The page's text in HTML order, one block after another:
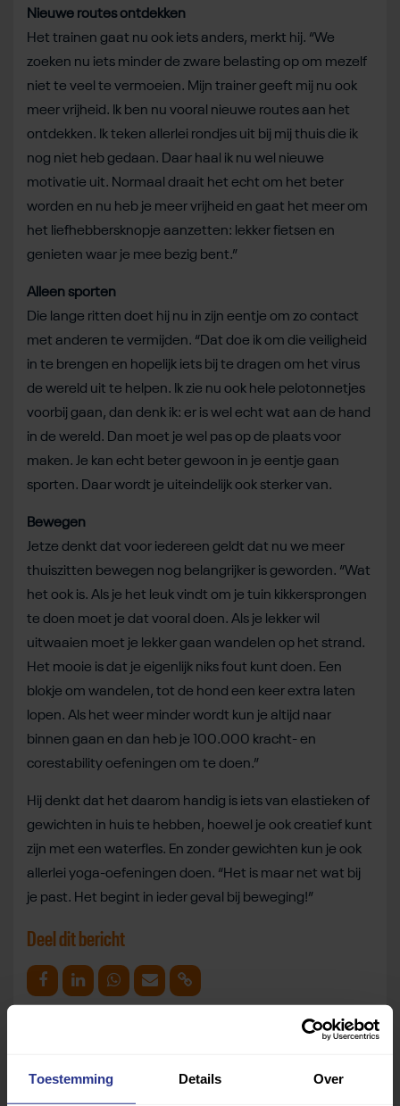
Toestemming Details Over
Nieuwe routes ontdekken
Het trainen gaat nu ook iets anders, merkt hij. “We
zoeken nu iets minder de zware belasting op om mezelf
niet te veel te vermoeien. Mijn trainer geeft mij nu ook
meer vrijheid. Ik ben nu vooral nieuwe routes aan het
ontdekken. Ik teken allerlei rondjes uit bij mij thuis die ik
nog niet heb gedaan. Daar haal ik nu wel nieuwe
motivatie uit. Normaal draait het echt om het beter
worden en nu heb je meer vrijheid en gaat het meer om
het liefhebbersknopje aanzetten: lekker fietsen en
genieten waar je mee bezig bent.”
Alleen sporten
Die lange ritten doet hij nu in zijn eentje om zo contact
met anderen te vermijden. “Dat doe ik om die veiligheid
in te brengen en hopelijk iets bij te dragen om het virus
de wereld uit te helpen. Ik zie nu ook hele pelotonnetjes
voorbij gaan, dan denk ik: er is wel echt wat aan de hand
in de wereld. Dan moet je wel pas op de plaats voor
maken. Je kan echt beter gewoon in je eentje gaan
sporten. Daar wordt je uiteindelijk ook sterker van.
Bewegen
Jetze denkt dat voor iedereen geldt dat nu we meer
thuiszitten bewegen nog belangrijker is geworden. “Wat
het ook is. Als je het leuk vindt om je tuin kikkersprongen
te doen moet je dat vooral doen. Als je lekker wil
uitwaaien moet je lekker gaan wandelen op het strand.
Het mooie is dat je eigenlijk niks fout kunt doen. Een
blokje om wandelen, tot de hond een keer extra laten
lopen. Als het weer minder wordt kun je altijd naar
binnen gaan en dan heb je 100.000 kracht- en
corestability oefeningen om te doen.”
Hij denkt dat het daarom handig is iets van elastieken of
gewichten in huis te hebben, hoewel je ook creatief kunt
zijn met een waterfles. En zonder gewichten kun je ook
allerlei yoga-oefeningen doen. “Het is maar net wat bij
je past. Het begint in ieder geval bij beweging!”
Deel dit bericht
Deel op Facebook
Deel op LinkedinDeel op Whatsapp
Mail link Kopieer link